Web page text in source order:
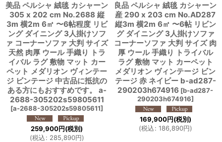
美品 ペルシャ 絨毯 カシャーン
305 x 202 cm No.2688 縦
3m 横2m 6㎡ 〜6帖程度 リビ
ング ダイニング 3人掛けソフ
ァ コーナーソファ 大判 サイズ
天然 肉厚 ウール 手織り トラ
イバル ラグ 敷物 マット カー
ペット メダリオン ヴィンテー
ジ ビンテージ 中古品に抵抗の
ある方にもおすすめです。 a-
2688-305202s59805611
[a-2688-305202s59805611]
259,900円(税別)
(税込: 285,890円)
良品 ペルシャ 絨毯 カシャーン
産 290 x 203 cm No.AD287
縦3m 横2m 6㎡ 〜6帖 リビン
グ ダイニング 3人掛けソファ
コーナーソファ 大判 サイズ 肉
厚 ウール 手織り トライバル
ラグ 敷物 マット カーペット
メダリオン ヴィンテージ ビン
テージ 赤 ネイビー b-ad287-
290203h674916 [b-ad287-
290203h674916]
169,900円(税別)
(税込: 186,890円)